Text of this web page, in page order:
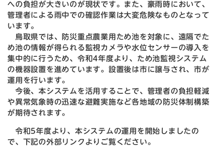
への負担が大きいのが現状です。また、豪雨時において、
管理者による雨中での確認作業は大変危険なものとなって
います。
鳥取県では、防災重点農業用ため池を対象に、遠隔でた
め池の情報が得られる監視カメラや水位センサーの導入を
集中的に行うため、令和4年度より、ため池監視システム
の機器設置を進めています。設置後は市に譲与され、市が
運用を行います。
今後、本システムを活用することで、管理者の負担軽減
や異常気象時の迅速な避難実施など各地域の防災体制構築
が期待されます。
令和5年度より、本システムの運用を開始しましたの
で、下記の外部リンクよりご覧ください。